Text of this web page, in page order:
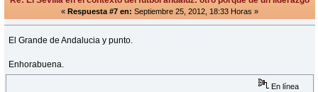
« Respuesta #7 en: Septiembre 25, 2012, 18:33 Horas »
El Grande de Andalucia y punto.
Enhorabuena.
En línea